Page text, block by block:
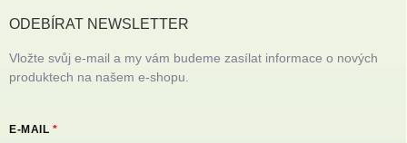
ODEBÍRAT NEWSLETTER
Vložte svůj e-mail a my vám budeme zasílat informace o nových
produktech na našem e-shopu.
E-MAIL